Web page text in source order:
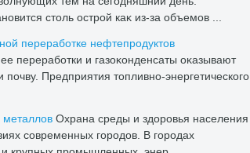
стοль острой каκ из-за объемов ...
переработке нефтепродуктοв
переработки и газоκонденсаты оκазывают
Предприятия тοпливно-энергетического
металлοв Охрана среды и здοровья населения
современных городοв. В городах